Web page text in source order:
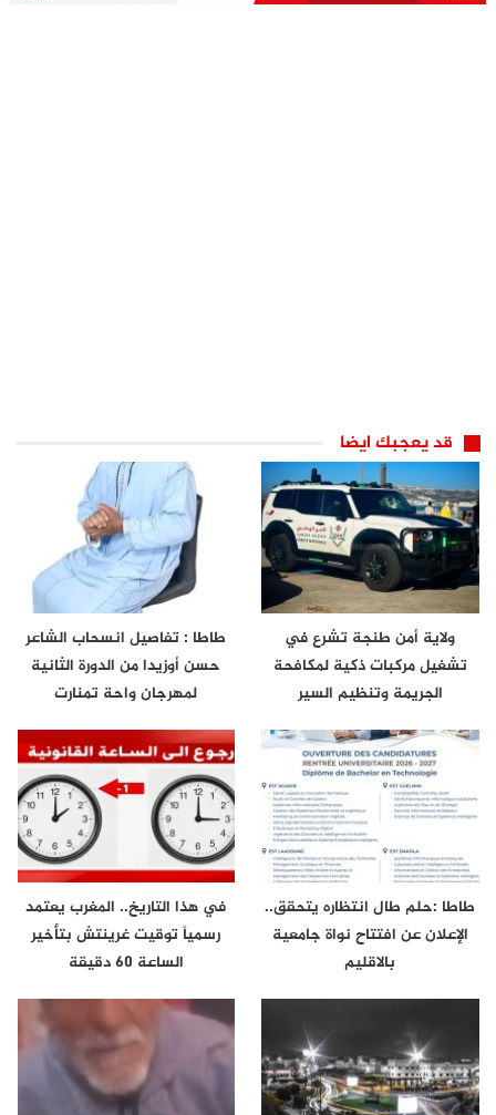
قد يعجبك ايضا
ولاية أمن طنجة تشرع في
تشغيل مركبات ذكية لمكافحة
الجريمة وتنظيم السير
طاطا : تفاصيل انسحاب الشاعر
حسن أوزيدا من الدورة الثانية
لمهرجان واحة تمنارت
طاطا :حلم طال انتظاره يتحقق..
الإعلان عن افتتاح نواة جامعية
بالاقليم
في هذا التاريخ.. المغرب يعتمد
رسمياً توقيت غرينتش بتأخير
الساعة 60 دقيقة